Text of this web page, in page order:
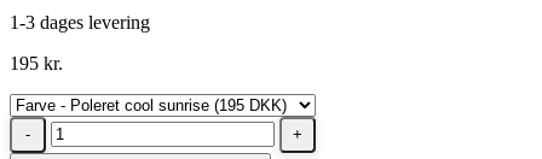
1-3 dages levering
195 kr.
Grohe
Essentials